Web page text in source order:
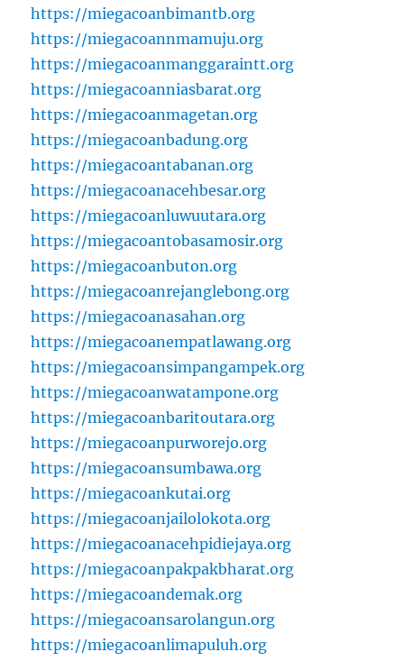
https://miegacoanbimantb.org
https://miegacoannmamuju.org
https://miegacoanmanggaraintt.org
https://miegacoanniasbarat.org
https://miegacoanmagetan.org
https://miegacoanbadung.org
https://miegacoantabanan.org
https://miegacoanacehbesar.org
https://miegacoanluwuutara.org
https://miegacoantobasamosir.org
https://miegacoanbuton.org
https://miegacoanrejanglebong.org
https://miegacoanasahan.org
https://miegacoanempatlawang.org
https://miegacoansimpangampek.org
https://miegacoanwatampone.org
https://miegacoanbaritoutara.org
https://miegacoanpurworejo.org
https://miegacoansumbawa.org
https://miegacoankutai.org
https://miegacoanjailolokota.org
https://miegacoanacehpidiejaya.org
https://miegacoanpakpakbharat.org
https://miegacoandemak.org
https://miegacoansarolangun.org
https://miegacoanlimapuluh.org